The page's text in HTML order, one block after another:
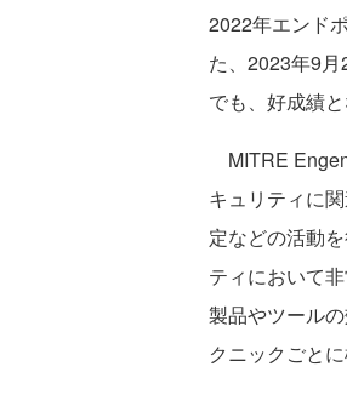
2022年エンド
た、2023年9
でも、好成績
MITRE
キュリティに
定などの活動
ティにおいて
製品やツール
クニックごと